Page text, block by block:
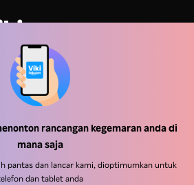
rancangan kegemaran anda di
mana saja
pantas dan lancar kami, dioptimumkan untuk
dan tablet anda